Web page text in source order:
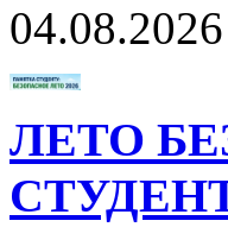
04.08.2026
ЛЕТО